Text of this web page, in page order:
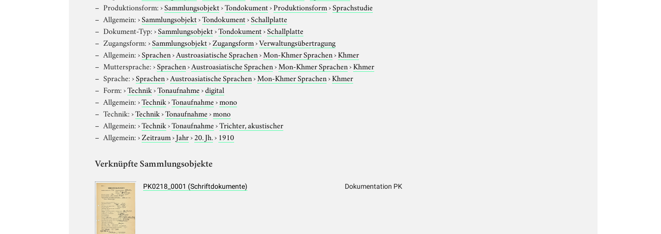
Produktionsform:›Sammlungsobjekt›Tondokument›Produktionsform›Sprachstudie
Allgemein:›Sammlungsobjekt›Tondokument›Schallplatte
Dokument-Typ:›Sammlungsobjekt›Tondokument›Schallplatte
Zugangsform:›Sammlungsobjekt›Zugangsform›Verwaltungsübertragung
Allgemein:›Sprachen›Austroasiatische Sprachen›Mon-Khmer Sprachen›Khmer
Muttersprache:›Sprachen›Austroasiatische Sprachen›Mon-Khmer Sprachen›Khmer
Sprache:›Sprachen›Austroasiatische Sprachen›Mon-Khmer Sprachen›Khmer
Form:›Technik›Tonaufnahme›digital
Allgemein:›Technik›Tonaufnahme›mono
Technik:›Technik›Tonaufnahme›mono
Allgemein:›Technik›Tonaufnahme›Trichter, akustischer
Allgemein:›Zeitraum›Jahr›20. Jh.› 1910
Verknüpfte Sammlungsobjekte
PK0218_0001 (Schriftdokumente) Dokumentation PK